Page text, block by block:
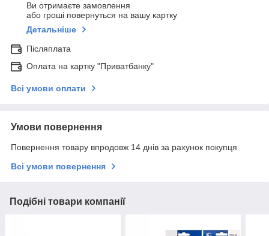
Ви отримаєте замовлення
або гроші повернуться на вашу картку
Детальніше
Післяплата
Оплата на картку "Приватбанку"
Всі умови оплати
Умови повернення
Повернення товару впродовж 14 днів за рахунок покупця
Всі умови повернення
Подібні товари компанії